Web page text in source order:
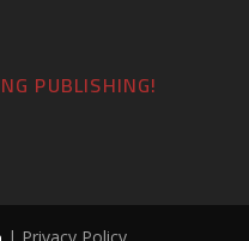
PUBLISHING!